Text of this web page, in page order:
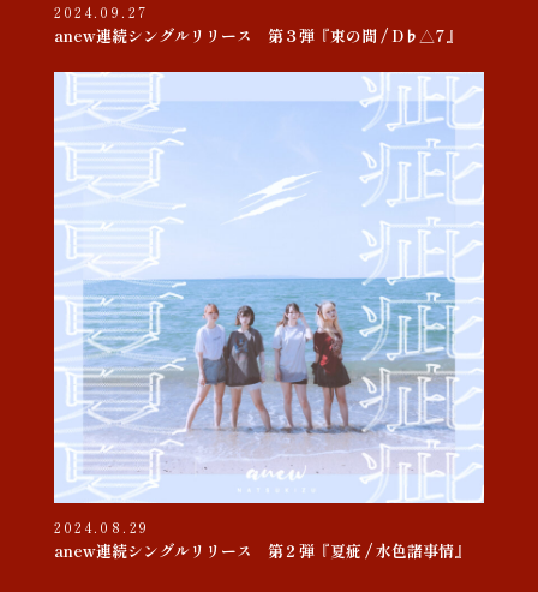
2024.09.27
anew連続シングルリリース 第３弾『束の間 / D♭△7』
2024.08.29
anew連続シングルリリース 第２弾『夏疵 / 水色諸事情』